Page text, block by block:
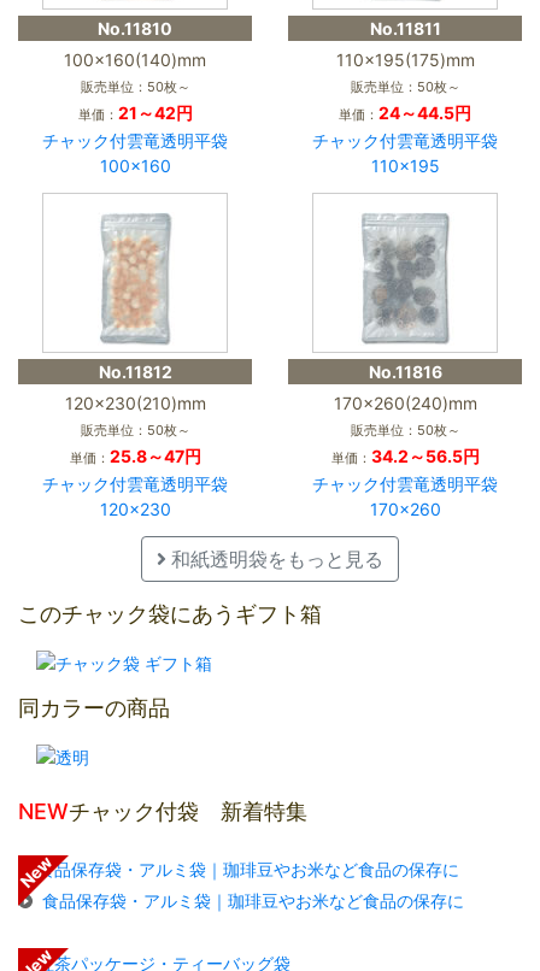
No.11810
100×160(140)mm
販売単位：50枚～
単価： 21～42円
チャック付雲竜透明平袋
100×160
No.11811
110×195(175)mm
販売単位：50枚～
単価： 24～44.5円
チャック付雲竜透明平袋
110×195
No.11812
120×230(210)mm
販売単位：50枚～
単価： 25.8～47円
チャック付雲竜透明平袋
120×230
No.11816
170×260(240)mm
販売単位：50枚～
単価： 34.2～56.5円
チャック付雲竜透明平袋
170×260
和紙透明袋をもっと見る
このチャック袋にあうギフト箱
同カラーの商品
NEWチャック付袋 新着特集
食品保存袋・アルミ袋｜珈琲豆やお米など食品の保存に